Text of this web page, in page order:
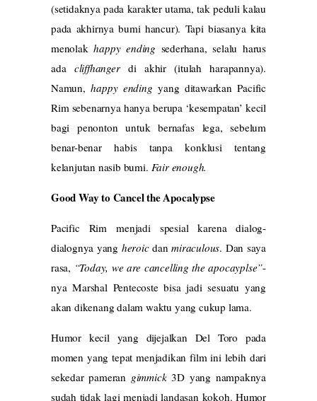
(setidaknya pada karakter utama, tak peduli kalau
pada akhirnya bumi hancur). Tapi biasanya kita
menolakhappy ending sederhana, selalu harus
ada cliffhangerdi akhir (itulah harapannya).
Namun,happy ending yang ditawarkan Pacific
Rim sebenarnya hanya berupa ‘kesempatan’ kecil
bagi penonton untuk bernafas lega, sebelum
benar-benar habis tanpa konklusi tentang
kelanjutan nasib bumi. Fair enough.
Good Way to Cancel the Apocalypse
Pacific Rim menjadi spesial karena dialog-
dialognya yang heroicdanmiraculous. Dan saya
rasa, “Today, we are cancelling the apocayplse”-
nya Marshal Pentecoste bisa jadi sesuatu yang
akan dikenang dalam waktu yang cukup lama.
Humor kecil yang dijejalkan Del Toro pada
momen yang tepat menjadikan film ini lebih dari
sekedar pameran gimmick3D yang nampaknya
sudah tidak lagi menjadi landasan kokoh. Humor